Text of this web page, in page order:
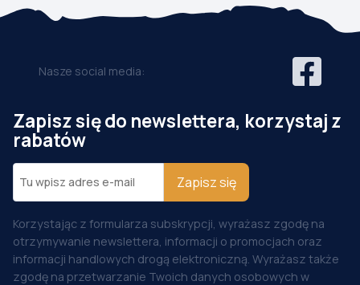
Nasze social media:
Zapisz się do newslettera, korzystaj z
rabatów
Zapisz się
Korzystając z formularza subskrypcji, wyrażasz zgodę na
otrzymywanie newslettera, informacji o promocjach oraz
informacji handlowych drogą elektroniczną. Wyrażasz także
zgodę na przetwarzanie Twoich danych osobowych w